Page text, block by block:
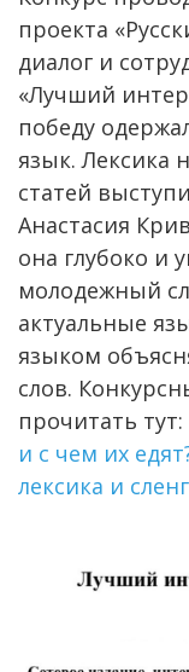
проекта
диалог и
«Лучший
победу
язык. Лексика
статей
Анастасия
она глубоко и
молодежный
актуальные
языком
слов.
прочитать тут:
и с чем их
лексика и